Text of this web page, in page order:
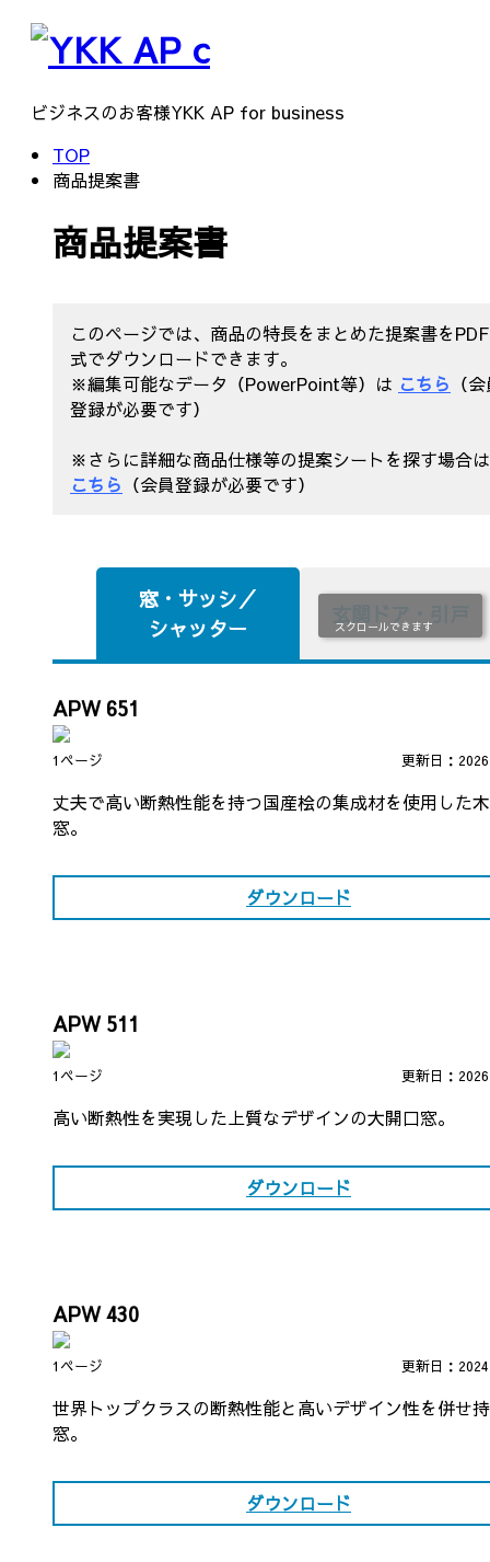
ビジネスのお客様YKK AP for business
TOP
商品提案書
商品提案書
このページでは、商品の特長をまとめた提案書を
式でダウンロードできます。
※編集可能なデータ（PowerPoint等）は こちら （
登録が必要です）
※さらに詳細な商品仕様等の提案シートを探す場合
こちら （会員登録が必要です）
窓・ サッシ／
シャッター
APW 651
1ページ 更新日：
丈夫で高い断熱性能を持つ国産桧の集成材を使用した
窓。
ダウンロード
APW 511
1ページ 更新日：
高い断熱性を実現した上質なデザインの大開口窓。
ダウンロード
APW 430
1ページ 更新日：
世界トップクラスの断熱性能と高いデザイン性を併せ
窓。
ダウンロード